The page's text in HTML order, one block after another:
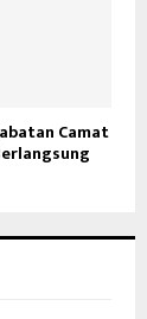
Camat